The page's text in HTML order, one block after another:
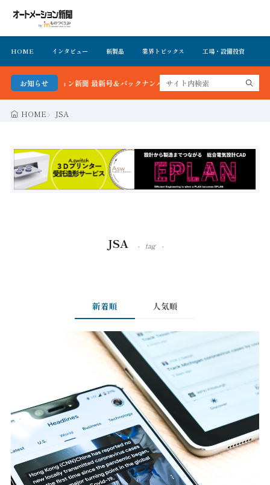
HOME インタビュー 新製品 業界トピックス 工場・設備投資
お知らせ
メーション新聞 最新号＆バックナンバーを無料で公開中 詳細はこちら
HOME JSA
JSA tag
新着順 人気順